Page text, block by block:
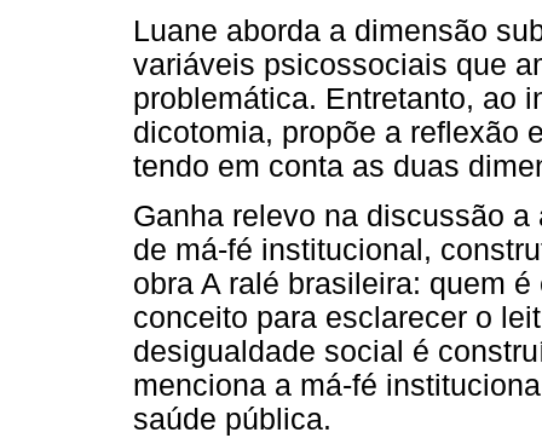
Luane aborda a dimensão
variáveis psicossociais que
problemática. Entretanto, ao
dicotomia, propõe a reflexão
tendo em conta as duas
Ganha relevo na discussão
de má-fé institucional,
obra A ralé brasileira: quem
conceito para esclarecer o
desigualdade social é
menciona a má-fé
saúde pública.